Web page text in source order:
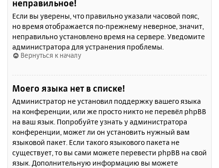
неправильное!
Если вы уверены, что правильно указали часовой пояс,
но время отображается по-прежнему неверное, значит,
неправильно установлено время на сервере. Уведомите
администратора для устранения проблемы.
Вернуться к началу
Моего языка нет в списке!
Администратор не установил поддержку вашего языка
на конференции, или же просто никто не перевёл phpBB
на ваш язык. Попробуйте узнать у администратора
конференции, может ли он установить нужный вам
языковой пакет. Если такого языкового пакета не
существует, то вы сами можете перевести phpBB на свой
язык. Дополнительную информацию вы можете